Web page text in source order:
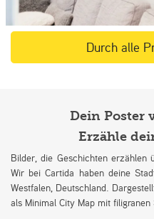
Durch alle
Dein Poster
Erzähle
Bilder, die Geschichten erzählen
Wir bei Cartida haben deine
Westfalen, Deutschland.
als Minimal City Map mit filigranen